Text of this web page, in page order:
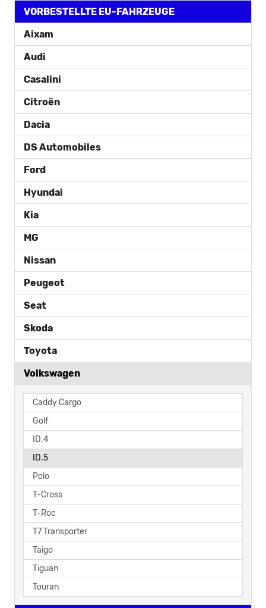
VORBESTELLTE EU-FAHRZEUGE
Aixam
Audi
Casalini
Citroën
Dacia
DS Automobiles
Ford
Hyundai
Kia
MG
Nissan
Peugeot
Seat
Skoda
Toyota
Volkswagen
Caddy Cargo
Golf
ID.4
ID.5
Polo
T-Cross
T-Roc
T7 Transporter
Taigo
Tiguan
Touran